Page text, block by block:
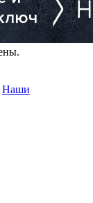
Наши